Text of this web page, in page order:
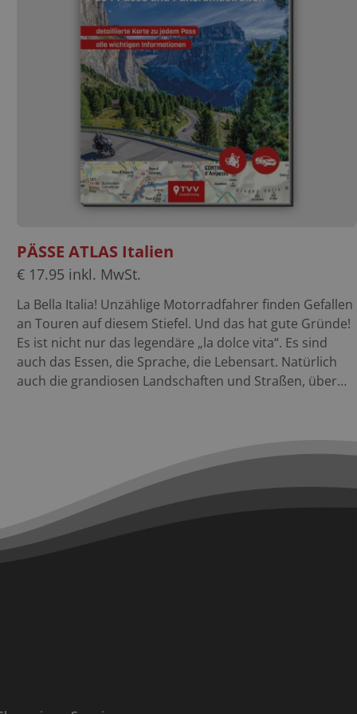
behält man auch bei rauem Wetter den Durchblick und
kann Lieblingstouren individuell auf den Karten
markieren. Die Karten enthalten keine Tourentipps oder
Hotelempfehlungen. Tourenmaßstab 1:250.000 1.
PÄSSE ATLAS Italien
€ 17.95 inkl. MwSt.
La Bella Italia! Unzählige Motorradfahrer finden Gefallen
an Touren auf diesem Stiefel. Und das hat gute Gründe!
Es ist nicht nur das legendäre „la dolce vita“. Es sind
auch das Essen, die Sprache, die Lebensart. Natürlich
auch die grandiosen Landschaften und Straßen, über
Highlights enthalten, die vor allem im Norden des
Touren informieren möchten, empfehlen wir unseren
Reiseführer Süditalien. Weitere Motorradtouren in
Italien findet man über unsere Motorradtouren Suche.
Der Pässe Atlas Italien vereint 204 der spannendsten